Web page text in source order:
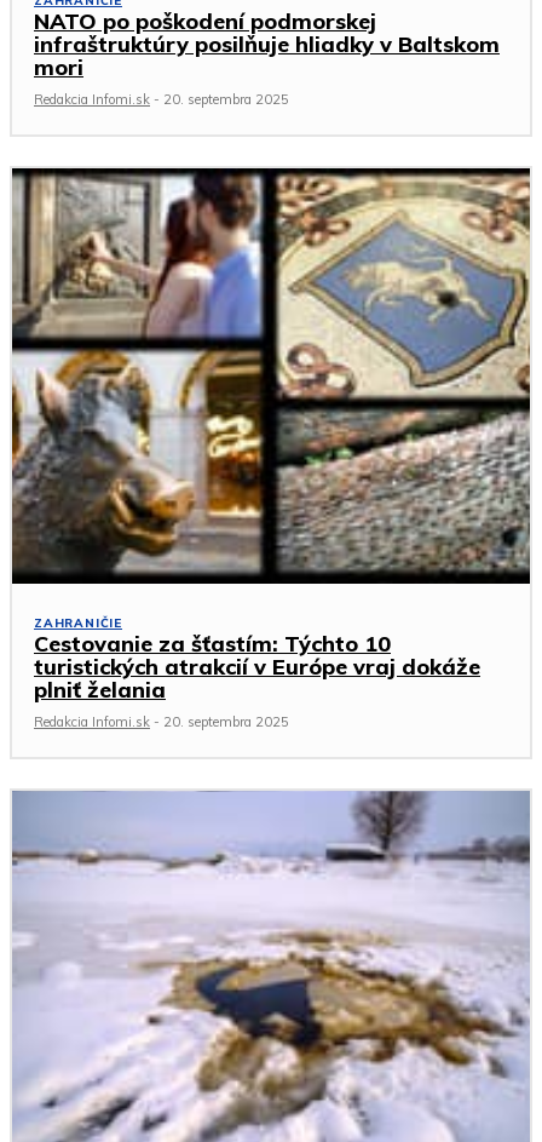
NATO po poškodení podmorskej
infraštruktúry posilňuje hliadky v Baltskom
mori
Redakcia Infomi.sk - 20. septembra 2025
ZAHRANIČIE
Cestovanie za šťastím: Týchto 10
turistických atrakcií v Európe vraj dokáže
plniť želania
Redakcia Infomi.sk - 20. septembra 2025